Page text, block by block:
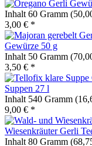
Inhalt 60 Gramm
3,00 € *
Gewürze 50 g
Inhalt 50 Gramm
3,50 € *
Suppen 27 l
Inhalt 540 Gramm
9,00 € *
Wiesenkräuter Gerli
Inhalt 80 Gramm